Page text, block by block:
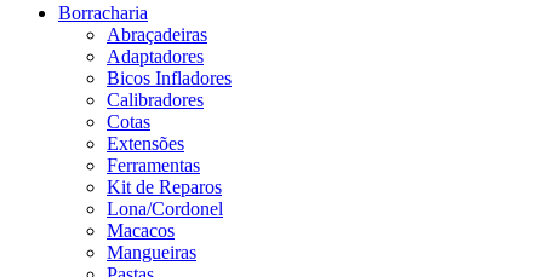
Borracharia
Abraçadeiras
Adaptadores
Bicos Infladores
Calibradores
Cotas
Extensões
Ferramentas
Kit de Reparos
Lona/Cordonel
Macacos
Mangueiras